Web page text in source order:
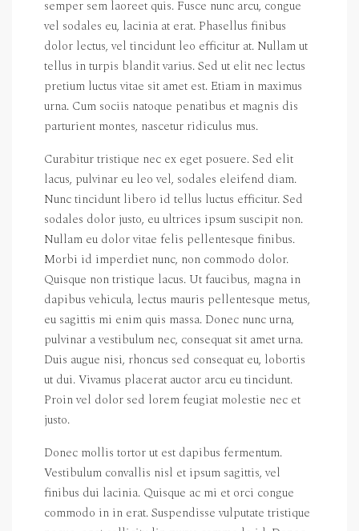
semper sem laoreet quis. Fusce nunc arcu, congue
vel sodales eu, lacinia at erat. Phasellus finibus
dolor lectus, vel tincidunt leo efficitur at. Nullam ut
tellus in turpis blandit varius. Sed ut elit nec lectus
pretium luctus vitae sit amet est. Etiam in maximus
urna. Cum sociis natoque penatibus et magnis dis
parturient montes, nascetur ridiculus mus.
Curabitur tristique nec ex eget posuere. Sed elit
lacus, pulvinar eu leo vel, sodales eleifend diam.
Nunc tincidunt libero id tellus luctus efficitur. Sed
sodales dolor justo, eu ultrices ipsum suscipit non.
Nullam eu dolor vitae felis pellentesque finibus.
Morbi id imperdiet nunc, non commodo dolor.
Quisque non tristique lacus. Ut faucibus, magna in
dapibus vehicula, lectus mauris pellentesque metus,
eu sagittis mi enim quis massa. Donec nunc urna,
pulvinar a vestibulum nec, consequat sit amet urna.
Duis augue nisi, rhoncus sed consequat eu, lobortis
ut dui. Vivamus placerat auctor arcu eu tincidunt.
Proin vel dolor sed lorem feugiat molestie nec et
justo.
Donec mollis tortor ut est dapibus fermentum.
Vestibulum convallis nisl et ipsum sagittis, vel
finibus dui lacinia. Quisque ac mi et orci congue
commodo in in erat. Suspendisse vulputate tristique